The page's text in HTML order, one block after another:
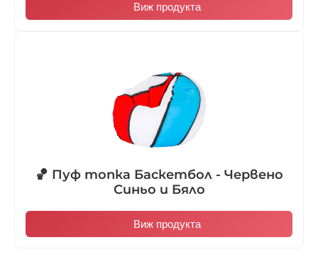
Виж продукта
🏀 Пуф топка Баскетбол - Червено
Синьо и Бяло
Виж продукта